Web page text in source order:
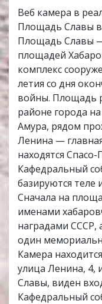
Веб камера в
Площадь Славы в
Площадь Славы
площадей
комплекс
летия со дня
войны. Площадь
районе города
Амура, рядом
Ленина —
находятся
Кафедральный
базируются теле
Сначала на
именами
наградами СССР,
один
Камера
улица Ленина, 4,
Славы, виден
Кафедральный